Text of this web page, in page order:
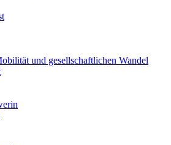
und gesellschaftlichen Wandel